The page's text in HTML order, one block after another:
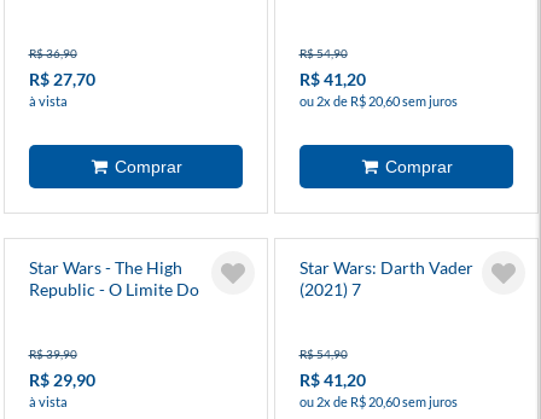
R$ 36,90
R$ 27,70
à vista
R$ 54,90
R$ 41,20
ou 2x de R$ 20,60 sem juros
Star Wars - The High
Republic - O Limite Do
R$ 39,90
R$ 29,90
à vista
Star Wars: Darth Vader
(2021) 7
R$ 54,90
R$ 41,20
ou 2x de R$ 20,60 sem juros